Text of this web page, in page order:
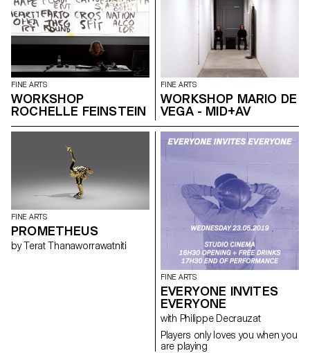
FINE ARTS
WORKSHOP
ROCHELLE FEINSTEIN
FINE ARTS
WORKSHOP MARIO DE
VEGA - MID+AV
FINE ARTS
PROMETHEUS
by Terat Thanaworrawatniti
FINE ARTS
EVERYONE INVITES
EVERYONE
with Philippe Decrauzat
Players only loves you when you
are playing